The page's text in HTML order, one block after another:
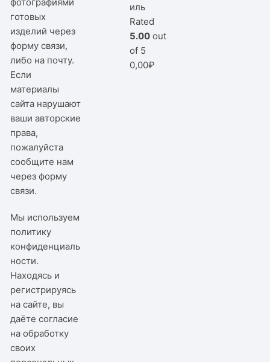
готовых
изделий через
форму связи,
либо на почту.
Если
материалы
сайта нарушают
ваши авторские
права,
пожалуйста
сообщите нам
черезформу
связи.
Мы используем
политику
конфиденциаль
ности.
Находясь и
регистрируясь
на сайте, вы
даёте согласие
на обработку
своих
иль
Rated
5.00 out
of 5
0,00₽